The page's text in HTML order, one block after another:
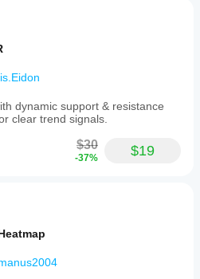
dynamic support & resistance
clear trend signals.
$30
-37% $19